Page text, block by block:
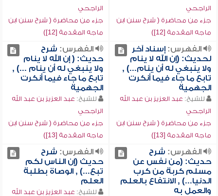
الراجحي
جزء من محاضرة ( شرح سنن ابن
ماجه المقدمة [12])
الراجحي
جزء من محاضرة ( شرح سنن ابن
ماجه المقدمة [12])
الفهرس:إسناد آخر
لحديث: (إن الله لا ينام
ولا ينبغي له أن ينام...) ,
تابع ما جاء فيما أنكرت
الجهمية
للشيخ: عبد العزيز بن عبد الله
الراجحي
جزء من محاضرة ( شرح سنن ابن
ماجه المقدمة [13])
الفهرس: شرح
حديث: ( إن الله لا ينام
ولا ينبغي له أن ينام ...) ,
تابع ما جاء فيما أنكرت
الجهمية
للشيخ: عبد العزيز بن عبد الله
الراجحي
جزء من محاضرة ( شرح سنن ابن
ماجه المقدمة [13])
الفهرس: شرح
حديث: (من نفس عن
مسلم كربة من كرب
الدنيا...) , الانتفاع بالعلم
والعمل به
الفهرس: شرح
حديث (إن الناس لكم
تبع...) , الوصاة بطلبة
العلم
للشيخ: عبد العزيز بن عبد الله